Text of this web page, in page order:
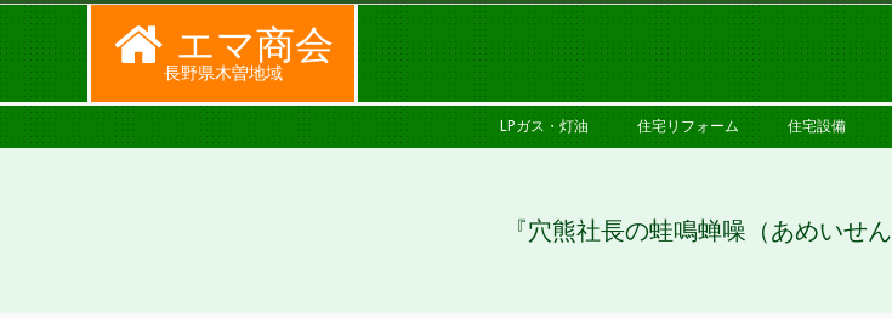
Skip
to
content
エマ商会
長野県木曽地域
PRIMARY
NAVIGATION
MENU
SECONDARY
NAVIGATION
LPガス・灯油 住宅リフォーム 住宅設備
『穴熊社長の蛙鳴蝉噪（あめいせ